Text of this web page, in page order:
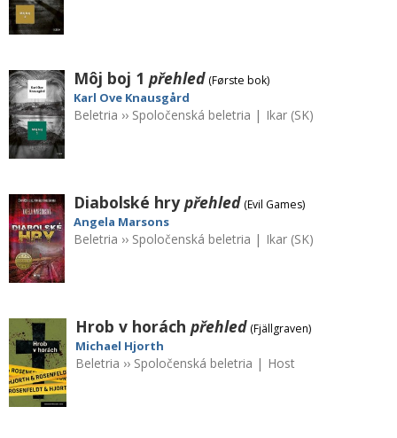
Môj boj 1 přehled (Første bok)
Karl Ove Knausgård
Beletria ›› Spoločenská beletria | Ikar (SK)
Diabolské hrypřehled (Evil Games)
Angela Marsons
Beletria ›› Spoločenská beletria | Ikar (SK)
Hrob v horáchpřehled (Fjällgraven)
Michael Hjorth
Beletria ›› Spoločenská beletria | Host